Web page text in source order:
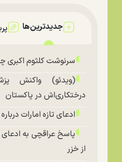
جدیدترین‌ها
سرنوشت کلثوم اکبری
(ویدئو) واکنش
درختکاری‌اش در پاکستان
ادعای تازه امارات
از خزر